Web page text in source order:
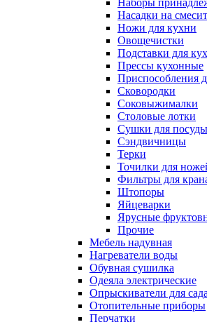
Наборы
Насадки на
Ножи для кухни
Овощечистки
Подставки для
Прессы кухонные
Приспособления
Сковородки
Соковыжималки
Столовые лотки
Сушки для посуды
Сэндвичницы
Терки
Точилки для
Фильтры для
Штопоры
Яйцеварки
Ярусные
Прочие
Мебель надувная
Нагреватели воды
Обувная сушилка
Одеяла электрические
Опрыскиватели для сада
Отопительные приборы
Перчатки